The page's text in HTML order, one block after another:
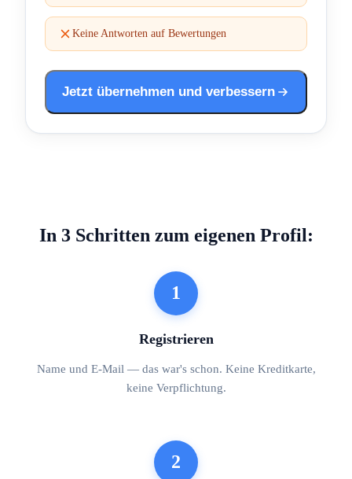
Keine Antworten auf Bewertungen
Jetzt übernehmen und verbessern
In 3 Schritten zum eigenen Profil:
1
Registrieren
Name und E-Mail — das war's schon. Keine Kreditkarte,
keine Verpflichtung.
2